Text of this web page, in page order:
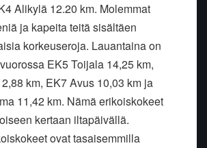
Alikylä 12.20 km. Molemmat
ja kapeita teitä sisältäen
korkeuseroja. Lauantaina on
EK5 Toijala 14,25 km,
km, EK7 Avus 10,03 km ja
11,42 km. Nämä erikoiskokeet
kertaan iltapäivällä.
ovat tasaisemmilla